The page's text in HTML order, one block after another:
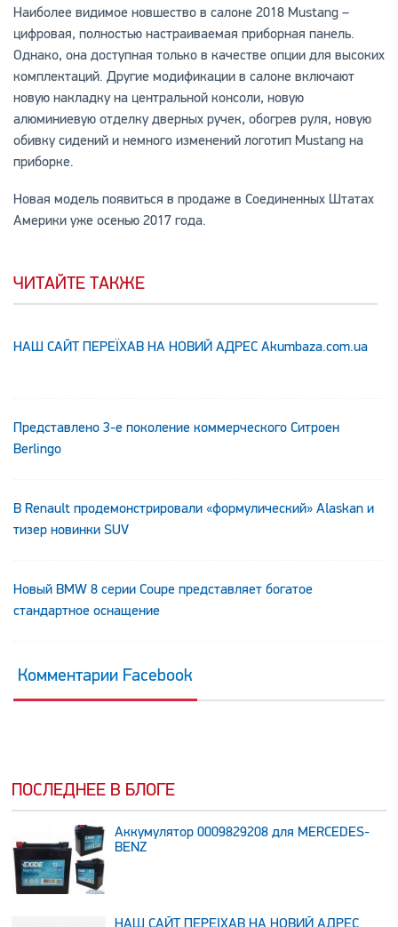
Наиболее видимое новшество в салоне 2018 Mustang –
цифровая, полностью настраиваемая приборная панель.
Однако, она доступная только в качестве опции для высоких
комплектаций. Другие модификации в салоне включают
новую накладку на центральной консоли, новую
алюминиевую отделку дверных ручек, обогрев руля, новую
обивку сидений и немного изменений логотип Mustang на
приборке.
Новая модель появиться в продаже в Соединенных Штатах
Америки уже осенью 2017 года.
ЧИТАЙТЕ ТАКЖЕ
НАШ САЙТ ПЕРЕЇХАВ НА НОВИЙ АДРЕС Аkumbaza.com.ua
Представлено 3-е поколение коммерческого Ситроен
Berlingo
В Renault продемонстрировали «формулический» Alaskan и
тизер новинки SUV
Новый BMW 8 серии Coupe представляет богатое
стандартное оснащение
Комментарии Facebook
ПОСЛЕДНЕЕ В БЛОГЕ
Аккумулятор 0009829208 для MERCEDES-
BENZ